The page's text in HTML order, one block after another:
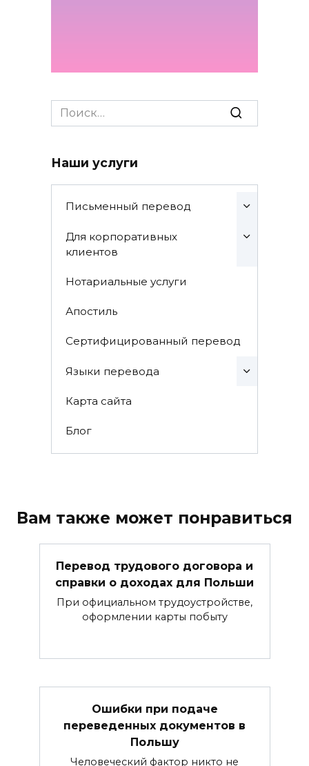
Search
for:
Наши услуги
Письменный перевод
Для корпоративных
клиентов
Нотариальные услуги
Апостиль
Сертифицированный перевод
Языки перевода
Карта сайта
Блог
Вам также может понравиться
Перевод трудового договора и
справки о доходах для Польши
При официальном трудоустройстве,
оформлении карты побыту
Ошибки при подаче
переведенных документов в
Польшу
Человеческий фактор никто не